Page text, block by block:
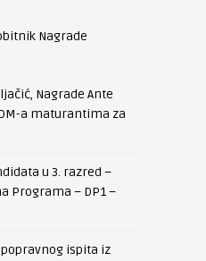
Nagrade
Nagrade Ante
a maturantima za
u 3. razred –
Programa – DP1 –
ispita iz